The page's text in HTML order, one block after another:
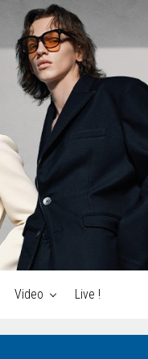
Video Live !